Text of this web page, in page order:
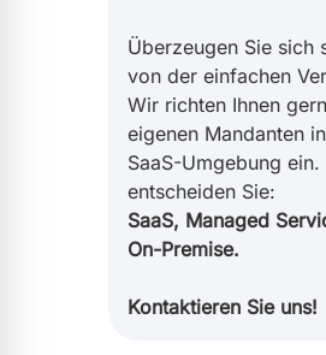
Überzeugen Sie sich
von der einfachen
Wir richten Ihnen
eigenen Mandanten
SaaS-Umgebung ein.
entscheiden Sie:
SaaS, Managed
On-Premise.
Kontaktieren Sie uns!